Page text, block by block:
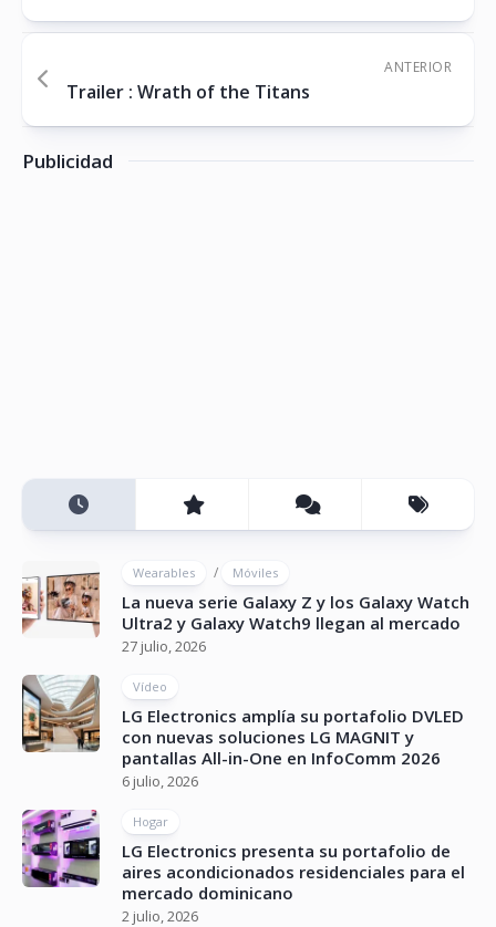
ANTERIOR
Trailer : Wrath of the Titans
Publicidad
Wearables / Móviles
La nueva serie Galaxy Z y los Galaxy Watch
Ultra2 y Galaxy Watch9 llegan al mercado
27 julio, 2026
Vídeo
LG Electronics amplía su portafolio DVLED
con nuevas soluciones LG MAGNIT y
pantallas All-in-One en InfoComm 2026
6 julio, 2026
Hogar
LG Electronics presenta su portafolio de
aires acondicionados residenciales para el
mercado dominicano
2 julio, 2026